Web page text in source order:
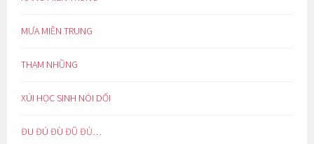
MƯA MIỀN TRUNG
THAM NHŨNG
XÚI HỌC SINH NÓI DỐI
ĐU ĐÚ ĐÙ ĐŨ ĐỦ…